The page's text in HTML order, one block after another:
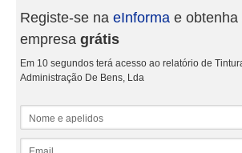
Registe-se na eInforma e obtenha
empresa grátis
Em 10 segundos terá acesso ao relatório de
Administração De Bens, Lda